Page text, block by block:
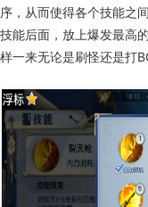
序，从而使得各个技能之
技能后面，放上爆发最高
样一来无论是刷怪还是打